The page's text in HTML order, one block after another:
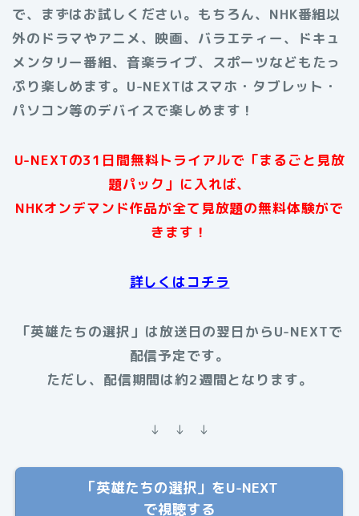
で、まずはお試しください。もちろん、NHK番組以
外のドラマやアニメ、映画、バラエティー、ドキュ
メンタリー番組、音楽ライブ、スポーツなどもたっ
ぷり楽しめます。U-NEXTはスマホ・タブレット・
パソコン等のデバイスで楽しめます ！
U-NEXTの31日間無料トライアルで「まるごと見放
題パック」に入れば、
NHKオンデマンド作品が全て見放題の無料体験がで
きます！
詳しくはコチラ
「英雄たちの選択」は放送日の翌日からU-NEXTで
配信予定です。
ただし、配信期間は約2週間となります。
↓ ↓ ↓
「英雄たちの選択」をU-NEXT
で視聴する